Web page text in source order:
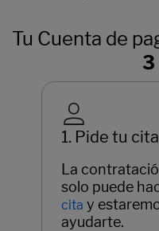
Tu Cuenta de
3
1. Pide tu cita
La
solo puede
cita y
ayudarte.